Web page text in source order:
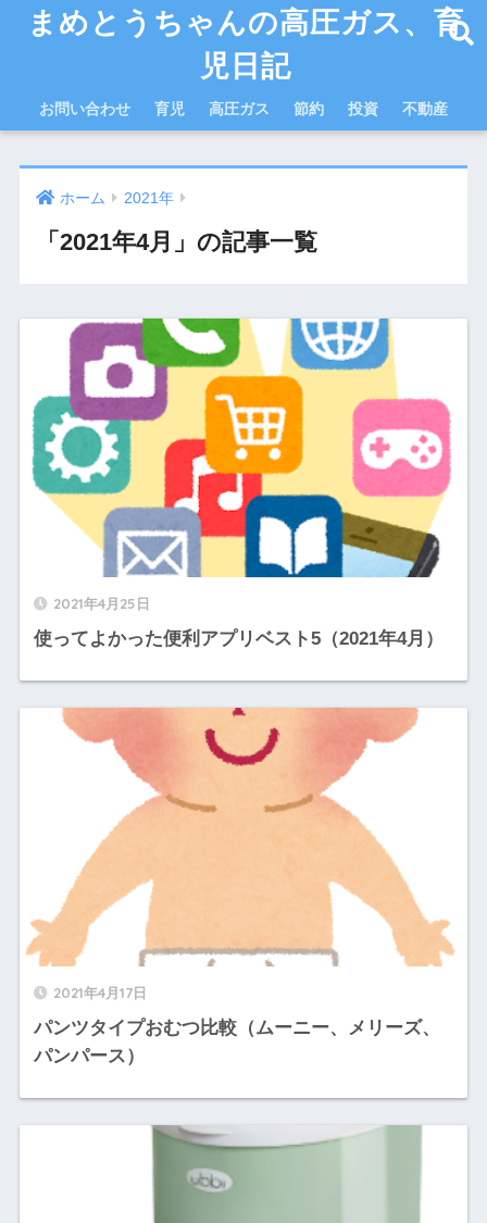
まめとうちゃんの高圧ガス、育
児日記
お問い合わせ 育児 高圧ガス 節約 投資 不動産
ホーム 2021年
「2021年4月」の記事一覧
2021年4月25日
使ってよかった便利アプリベスト5（2021年4月）
2021年4月17日
パンツタイプおむつ比較（ムーニー、メリーズ、
パンパース）